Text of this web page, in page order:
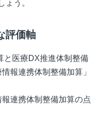
ょう。
評価軸
と医療DX推進体制整備
報連携体制整備加算」
連携体制整備加算の点